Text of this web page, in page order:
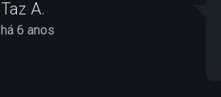
Taz A.
há 6 anos